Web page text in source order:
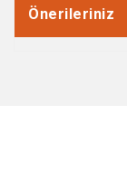
Önerileriniz